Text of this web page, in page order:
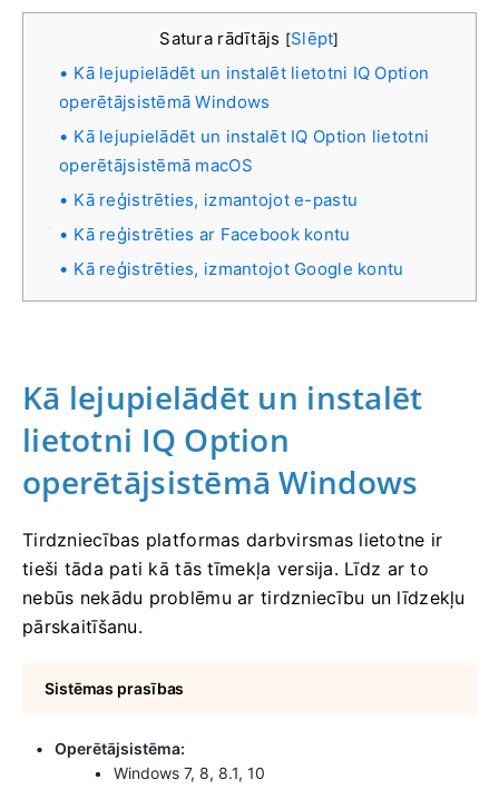
Satura rādītājs [Slēpt]
Kā lejupielādēt un instalēt lietotni IQ Option
operētājsistēmā Windows
Kā lejupielādēt un instalēt IQ Option lietotni
operētājsistēmā macOS
Kā reģistrēties, izmantojot e-pastu
Kā reģistrēties ar Facebook kontu
Kā reģistrēties, izmantojot Google kontu
Kā lejupielādēt un instalēt
lietotni IQ Option
operētājsistēmā Windows
Tirdzniecības platformas darbvirsmas lietotne ir
tieši tāda pati kā tās tīmekļa versija. Līdz ar to
nebūs nekādu problēmu ar tirdzniecību un līdzekļu
pārskaitīšanu.
Sistēmas prasības
Operētājsistēma:
Windows 7, 8, 8.1, 10